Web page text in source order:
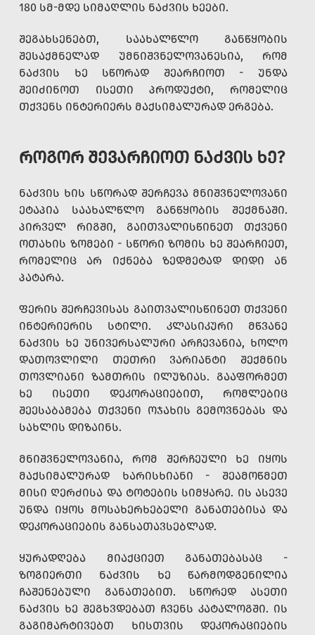
180 ᲡᲛ-ᲛᲓᲔ ᲡᲘᲛᲐᲦᲚᲘᲡ ᲜᲐᲫᲕᲘᲡ ᲮᲔᲔᲑᲘ.
ᲨᲔᲒᲐᲮᲡᲔᲜᲔᲑᲗ, ᲡᲐᲐᲮᲐᲚᲬᲚᲝ ᲒᲐᲜᲬᲧᲝᲑᲘᲡ
ᲨᲔᲡᲐᲥᲛᲜᲔᲚᲐᲓ ᲣᲛᲜᲘᲨᲕᲜᲔᲚᲝᲕᲐᲜᲔᲡᲘᲐ, ᲠᲝᲛ
ᲜᲐᲫᲕᲘᲡ ᲮᲔ ᲡᲬᲝᲠᲐᲓ ᲨᲔᲐᲠᲩᲘᲝᲗ - ᲣᲜᲓᲐ
ᲨᲔᲘᲫᲘᲜᲝᲗ ᲘᲡᲔᲗᲘ ᲞᲠᲝᲓᲣᲥᲢᲘ, ᲠᲝᲛᲔᲚᲘᲪ
ᲗᲥᲕᲔᲜᲡ ᲘᲜᲢᲔᲠᲘᲔᲠᲡ ᲛᲐᲥᲡᲘᲛᲐᲚᲣᲠᲐᲓ ᲔᲠᲒᲔᲑᲐ.
ᲠᲝᲒᲝᲠ ᲨᲔᲕᲐᲠᲩᲘᲝᲗ ᲜᲐᲫᲕᲘᲡ ᲮᲔ?
ᲜᲐᲫᲕᲘᲡ ᲮᲘᲡ ᲡᲬᲝᲠᲐᲓ ᲨᲔᲠᲩᲔᲕᲐ ᲛᲜᲘᲨᲕᲜᲔᲚᲝᲕᲐᲜᲘ
ᲔᲢᲐᲞᲘᲐ ᲡᲐᲐᲮᲐᲚᲬᲚᲝ ᲒᲐᲜᲬᲧᲝᲑᲘᲡ ᲨᲔᲥᲛᲜᲐᲨᲘ.
ᲞᲘᲠᲕᲔᲚ ᲠᲘᲒᲨᲘ, ᲒᲐᲘᲗᲕᲐᲚᲘᲡᲬᲘᲜᲔᲗ ᲗᲥᲕᲔᲜᲘ
ᲝᲗᲐᲮᲘᲡ ᲖᲝᲛᲔᲑᲘ - ᲡᲬᲝᲠᲘ ᲖᲝᲛᲘᲡ ᲮᲔ ᲨᲔᲐᲠᲩᲘᲔᲗ,
ᲠᲝᲛᲔᲚᲘᲪ ᲐᲠ ᲘᲥᲜᲔᲑᲐ ᲖᲔᲓᲛᲔᲢᲐᲓ ᲓᲘᲓᲘ ᲐᲜ
ᲞᲐᲢᲐᲠᲐ.
ᲤᲔᲠᲘᲡ ᲨᲔᲠᲩᲔᲕᲘᲡᲐᲡ ᲒᲐᲘᲗᲕᲐᲚᲘᲡᲬᲘᲜᲔᲗ ᲗᲥᲕᲔᲜᲘ
ᲘᲜᲢᲔᲠᲘᲔᲠᲘᲡ ᲡᲢᲘᲚᲘ. ᲙᲚᲐᲡᲘᲙᲣᲠᲘ ᲛᲬᲕᲐᲜᲔ
ᲜᲐᲫᲕᲘᲡ ᲮᲔ ᲣᲜᲘᲕᲔᲠᲡᲐᲚᲣᲠᲘ ᲐᲠᲩᲔᲕᲐᲜᲘᲐ, ᲮᲝᲚᲝ
ᲓᲐᲗᲝᲕᲚᲘᲚᲘ ᲗᲔᲗᲠᲘ ᲕᲐᲠᲘᲐᲜᲢᲘ ᲨᲔᲥᲛᲜᲘᲡ
ᲗᲝᲕᲚᲘᲐᲜᲘ ᲖᲐᲛᲗᲠᲘᲡ ᲘᲚᲣᲖᲘᲐᲡ. ᲒᲐᲐᲤᲝᲠᲛᲔᲗ
ᲮᲔ ᲘᲡᲔᲗᲘ ᲓᲔᲙᲝᲠᲐᲪᲘᲔᲑᲘᲗ, ᲠᲝᲛᲚᲔᲑᲘᲪ
ᲨᲔᲔᲡᲐᲑᲐᲛᲔᲑᲐ ᲗᲥᲕᲔᲜᲘ ᲝᲯᲐᲮᲘᲡ ᲒᲔᲛᲝᲕᲜᲔᲑᲐᲡ ᲓᲐ
ᲡᲐᲮᲚᲘᲡ ᲓᲘᲖᲐᲘᲜᲡ.
ᲛᲜᲘᲨᲕᲜᲔᲚᲝᲕᲐᲜᲘᲐ, ᲠᲝᲛ ᲨᲔᲠᲩᲔᲣᲚᲘ ᲮᲔ ᲘᲧᲝᲡ
ᲛᲐᲥᲡᲘᲛᲐᲚᲣᲠᲐᲓ ᲮᲐᲠᲘᲡᲮᲘᲐᲜᲘ - ᲨᲔᲐᲛᲝᲬᲛᲔᲗ
ᲛᲘᲡᲘ ᲦᲔᲠᲫᲘᲡᲐ ᲓᲐ ᲢᲝᲢᲔᲑᲘᲡ ᲡᲘᲛᲧᲐᲠᲔ. ᲘᲡ ᲐᲡᲔᲕᲔ
ᲣᲜᲓᲐ ᲘᲧᲝᲡ ᲛᲝᲡᲐᲮᲔᲠᲮᲔᲑᲔᲚᲘ ᲒᲐᲜᲐᲗᲔᲑᲘᲡᲐ ᲓᲐ
ᲓᲔᲙᲝᲠᲐᲪᲘᲔᲑᲘᲡ ᲒᲐᲜᲡᲐᲗᲐᲕᲡᲔᲑᲚᲐᲓ.
ᲧᲣᲠᲐᲓᲦᲔᲑᲐ ᲛᲘᲐᲥᲪᲘᲔᲗ ᲒᲐᲜᲐᲗᲔᲑᲐᲡᲐᲪ -
ᲖᲝᲒᲘᲔᲠᲗᲘ ᲜᲐᲫᲕᲘᲡ ᲮᲔ ᲬᲐᲠᲛᲝᲓᲒᲔᲜᲘᲚᲘᲐ
ᲩᲐᲨᲔᲜᲔᲑᲣᲚᲘ ᲒᲐᲜᲐᲗᲔᲑᲘᲗ. ᲡᲬᲝᲠᲔᲓ ᲐᲡᲔᲗᲘ
ᲜᲐᲫᲕᲘᲡ ᲮᲔ ᲨᲔᲒᲮᲕᲓᲔᲑᲐᲗ ᲩᲕᲔᲜᲡ ᲙᲐᲢᲐᲚᲝᲒᲨᲘ. ᲘᲡ
ᲒᲐᲒᲘᲛᲐᲠᲢᲘᲕᲔᲑᲗ ᲮᲘᲡᲗᲕᲘᲡ ᲓᲔᲙᲝᲠᲐᲪᲘᲔᲑᲘᲡ